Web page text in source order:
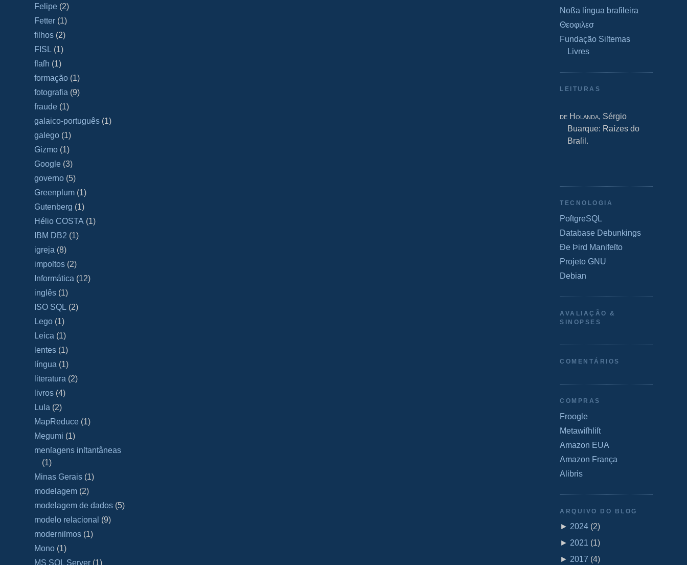
Felipe (2)
Fetter (1)
filhos (2)
FISL (1)
flaſh (1)
formação (1)
fotografia (9)
fraude (1)
galaico‐português (1)
galego (1)
Gizmo (1)
Google (3)
governo (5)
Greenplum (1)
Gutenberg (1)
Hélio COSTA (1)
IBM DB2 (1)
igreja (8)
impoſtos (2)
Informática (12)
inglês (1)
ISO SQL (2)
Lego (1)
Leica (1)
lentes (1)
língua (1)
literatura (2)
livros (4)
Lula (2)
MapReduce (1)
Megumi (1)
menſagens inſtantâneas
(1)
Minas Gerais (1)
modelagem (2)
modelagem de dados (5)
modelo relacional (9)
moderniſmos (1)
Mono (1)
MS SQL Server (1)
Noßa língua braſileira
Θεοφιλεσ
Fundação Siſtemas
Livres
LEITURAS
de Holanda, Sérgio
Buarque: Raízes do
Braſil.
TECNOLOGIA
PoſtgreSQL
Database Debunkings
Ðe Þird Manifeſto
Projeto GNU
Debian
AVALIAÇÃO &
SINOPSES
COMENTÁRIOS
COMPRAS
Froogle
Metawiſhliſt
Amazon EUA
Amazon França
Alibris
ARQUIVO DO BLOG
► 2024 (2)
► 2021 (1)
► 2017 (4)